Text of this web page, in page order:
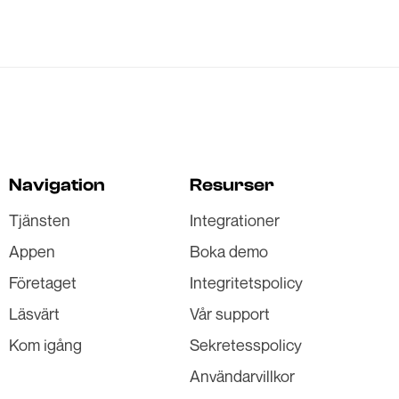
Navigation
Tjänsten
Appen
Företaget
Läsvärt
Kom igång
Resurser
Integrationer
Boka demo
Integritetspolicy
Vår support
Sekretesspolicy
Användarvillkor